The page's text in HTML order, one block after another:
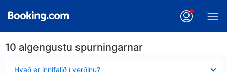
10 algengustu spurningarnar
Hvað er innifalið í verðinu?